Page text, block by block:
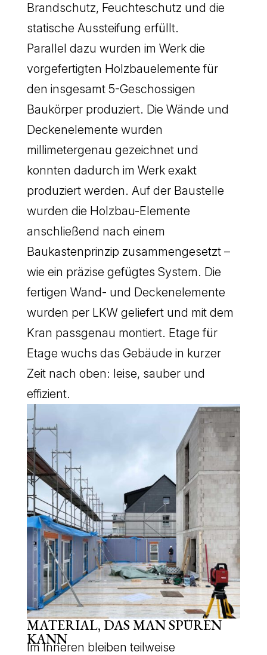
Brandschutz, Feuchteschutz und die
statische Aussteifung erfüllt.
Parallel dazu wurden im Werk die
vorgefertigten Holzbauelemente für
den insgesamt 5-Geschossigen
Baukörper produziert. Die Wände und
Deckenelemente wurden
millimetergenau gezeichnet und
konnten dadurch im Werk exakt
produziert werden. Auf der Baustelle
wurden die Holzbau-Elemente
anschließend nach einem
Baukastenprinzip zusammengesetzt –
wie ein präzise gefügtes System. Die
fertigen Wand- und Deckenelemente
wurden per LKW geliefert und mit dem
Kran passgenau montiert. Etage für
Etage wuchs das Gebäude in kurzer
Zeit nach oben: leise, sauber und
effizient.
MATERIAL, DAS MAN SPÜREN
KANN
Im Inneren bleiben teilweise